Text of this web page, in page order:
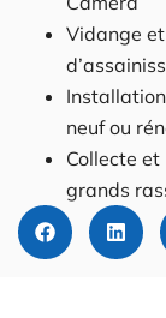
Vidange
neuf ou
Collecte
grands